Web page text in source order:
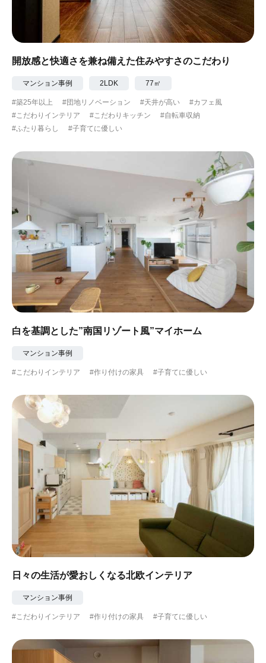
開放感と快適さを兼ね備えた住みやすさのこだわり
マンション事例 2LDK 77㎡
#築25年以上 #団地リノベーション #天井が高い
#カフェ風
#こだわりインテリア
#こだわりキッチン
#自転車収納
#ふたり暮らし
#子育てに優しい
白を基調とした”南国リゾート風”マイホーム
マンション事例
#こだわりインテリア #作り付けの家具 #子育てに優しい
日々の生活が愛おしくなる北欧インテリア
マンション事例
#こだわりインテリア #作り付けの家具 #子育てに優しい